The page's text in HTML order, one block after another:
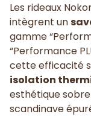
Les rideaux
intègrent un
gamme
“Performance
cette efficacité
isolation
esthétique
scandinave